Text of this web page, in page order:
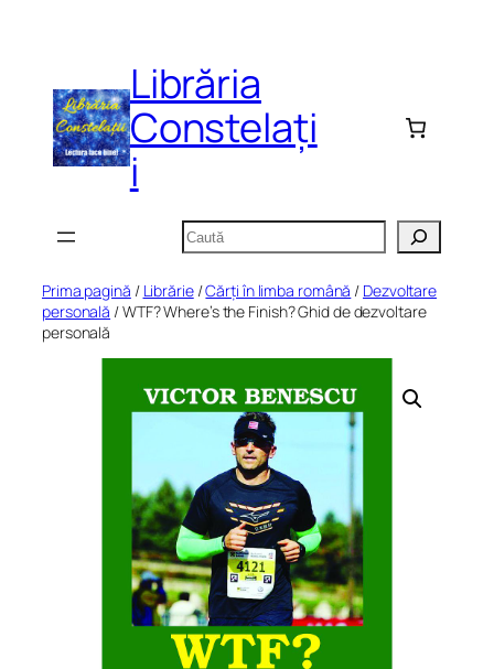
Librăria
Constelați
i
Caută
Prima pagină / Librărie/Cărți în limba română / Dezvoltare
personală / WTF? Where’s the Finish? Ghid de dezvoltare
personală